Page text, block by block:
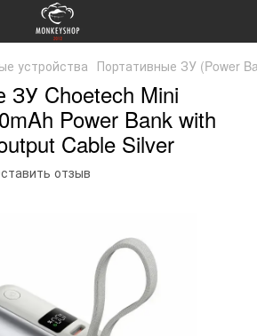
устройства Портативные ЗУ (Power
ЗУ Choetech Mini
Power Bank with
Cable Silver
отзыв